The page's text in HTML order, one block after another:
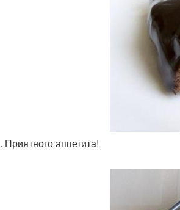
. Приятного аппетита!